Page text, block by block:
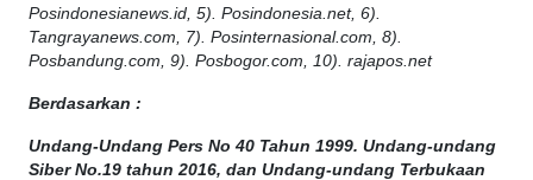
Posindonesianews.id, 5). Posindonesia.net, 6).
Tangrayanews.com, 7). Posinternasional.com, 8).
Posbandung.com, 9). Posbogor.com, 10). rajapos.net
Berdasarkan :
Undang-Undang Pers No 40 Tahun 1999. Undang-undang
Siber No.19 tahun 2016, dan Undang-undang Terbukaan